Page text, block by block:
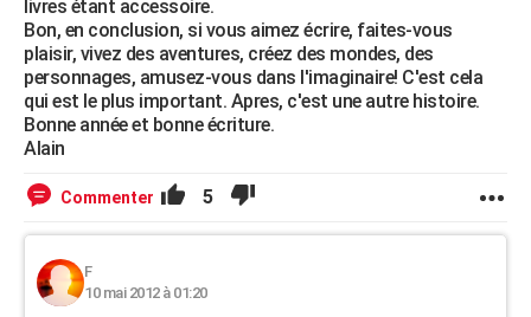
livres étant accessoire.
Bon, en conclusion, si vous aimez écrire, faites-vous
plaisir, vivez des aventures, créez des mondes, des
personnages, amusez-vous dans l'imaginaire! C'est cela
qui est le plus important. Apres, c'est une autre histoire.
Bonne année et bonne écriture.
Alain
Commenter 5
F
10 mai 2012 à 01:20